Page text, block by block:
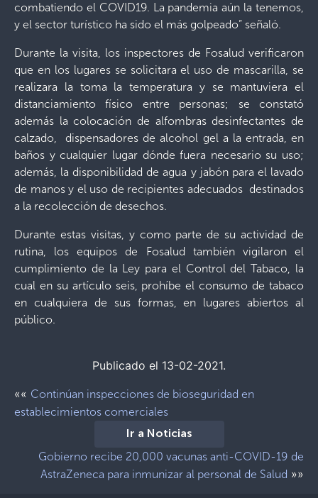
combatiendo el COVID19. La pandemia aún la tenemos,
y el sector turístico ha sido el más golpeado” señaló.
Durante la visita, los inspectores de Fosalud verificaron
que en los lugares se solicitara el uso de mascarilla, se
realizara la toma la temperatura y se mantuviera el
distanciamiento físico entre personas; se constató
además la colocación de alfombras desinfectantes de
calzado, dispensadores de alcohol gel a la entrada, en
baños y cualquier lugar dónde fuera necesario su uso;
además, la disponibilidad de agua y jabón para el lavado
de manos y el uso de recipientes adecuados destinados
a la recolección de desechos.
Durante estas visitas, y como parte de su actividad de
rutina, los equipos de Fosalud también vigilaron el
cumplimiento de la Ley para el Control del Tabaco, la
cual en su artículo seis, prohíbe el consumo de tabaco
en cualquiera de sus formas, en lugares abiertos al
público.
Publicado el 13-02-2021.
«« Continúan inspecciones de bioseguridad en
establecimientos comerciales
Ir a Noticias
Gobierno recibe 20,000 vacunas anti-COVID-19 de
AstraZeneca para inmunizar al personal de Salud »»